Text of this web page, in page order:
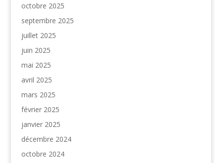
octobre 2025
septembre 2025
juillet 2025
juin 2025
mai 2025
avril 2025
mars 2025
février 2025
janvier 2025
décembre 2024
octobre 2024